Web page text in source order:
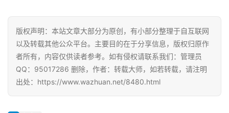
版权声明：本站文章大部分为原创，有小部分整理于自互联网
以及转载其他公众平台。主要目的在于分享信息，版权归原作
者所有，内容仅供读者参考。如有侵权请联系我们：管理员
QQ：95017286 删除，作者：转载大师，如若转载，请注明
出处：https://www.wazhuan.net/8480.html